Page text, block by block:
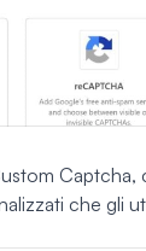
Captcha,
che gli